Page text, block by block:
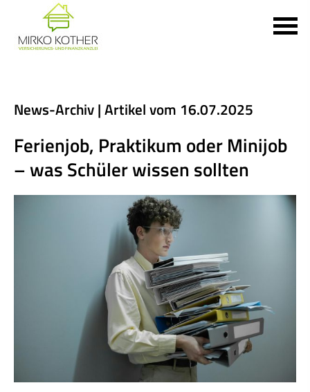
News-Archiv | Artikel vom 16.07.2025
Ferienjob, Praktikum oder Minijob
– was Schüler wissen sollten